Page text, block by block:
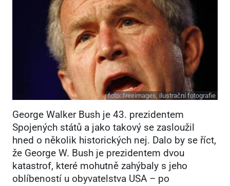
foto: freeimages, ilustrační fotografie
George Walker Bush je 43. prezidentem
Spojených států a jako takový se zasloužil
hned o několik historických nej. Dalo by se říct,
že George W. Bush je prezidentem dvou
katastrof, které mohutně zahýbaly s jeho
oblíbeností u obyvatelstva USA – po